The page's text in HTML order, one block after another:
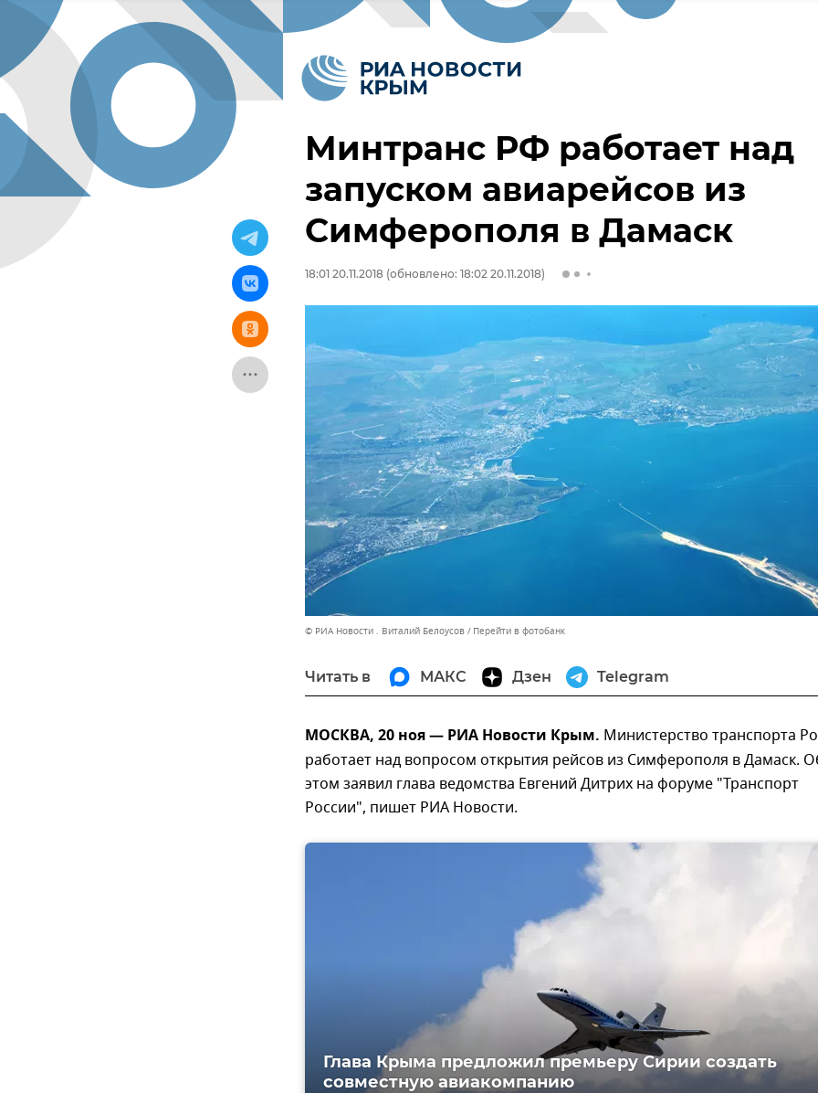
Минтранс РФ работает над
запуском авиарейсов из
Симферополя в Дамаск
18:01 20.11.2018 (обновлено: 18:02 20.11.2018)
© РИА Новости . Виталий Белоусов Перейти в фотобанк
Читать в МАКС Дзен Telegram
МОСКВА, 20 ноя — РИА Новости Крым. Министерство транспорта
работает над вопросом открытия рейсов из Симферополя в Дамаск.
этом заявил глава ведомства Евгений Дитрих на форуме "Транспорт
России", пишет РИА Новости.
Глава Крыма предложил премьеру Сирии создать
совместную авиакомпанию